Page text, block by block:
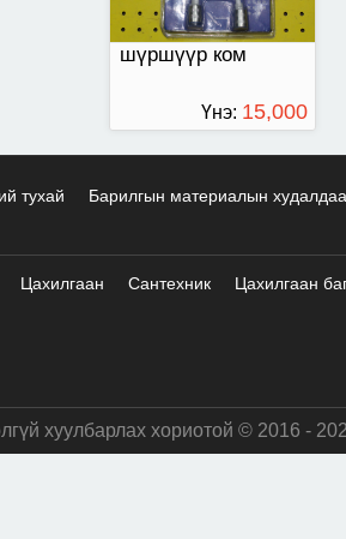
шүршүүр ком
Үнэ: 15,000
ТӨГРӨГ
тухай Барилгын материалын
Цахилгаан Сантехник Цахилгаан
хуулбарлах хориотой © 2016 -